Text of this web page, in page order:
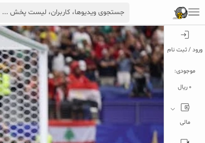
ورود / ثبت نام
موجودی:
0 ریال
مالی